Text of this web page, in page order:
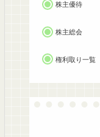
株主優待
株主総会
権利取り一覧